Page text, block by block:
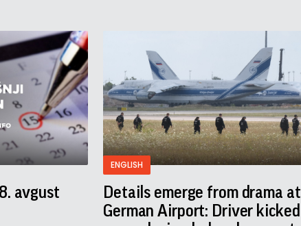
avgust
ENGLISH
Details emerge from drama at
German Airport: Driver kicked